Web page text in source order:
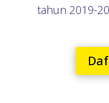
tahun 2019-